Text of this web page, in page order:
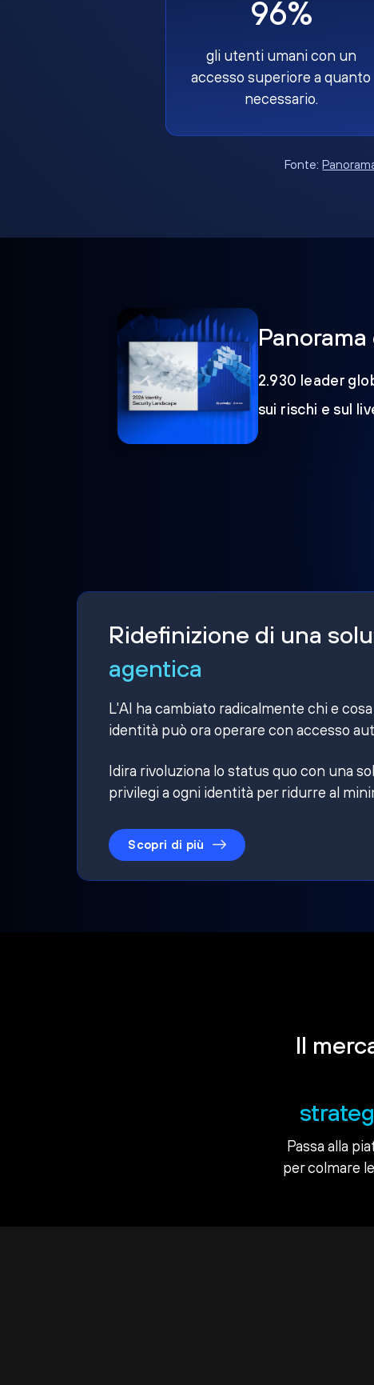
96%
gli utenti umani con un
accesso superiore a quanto
necessario.
Fonte:
2.930 leader
sui rischi e sul
Ridefinizione di una
agentica
L'AI ha cambiato radicalmente chi e
identità può ora operare con accesso
Idira rivoluziona lo status quo con una
privilegi a ogni identità per ridurre al
Scopri di più
Il
Passa alla
per colmare